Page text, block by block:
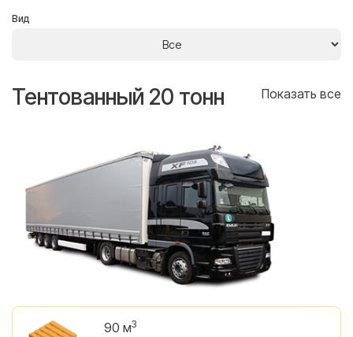
Вид
Тентованный 20 тонн Показать все
90 м3